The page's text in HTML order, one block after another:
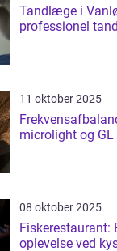
Tandlæge i
professionel
11 oktober 2025
microlight og GL
08 oktober 2025
Fiskerestaurant:
oplevelse ved